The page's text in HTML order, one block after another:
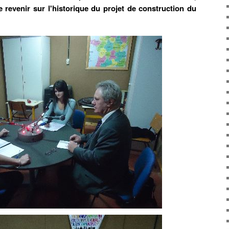
revenir sur l'historique du projet de construction du